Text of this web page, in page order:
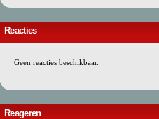
Reacties
Geen reacties beschikbaar.
Reageren